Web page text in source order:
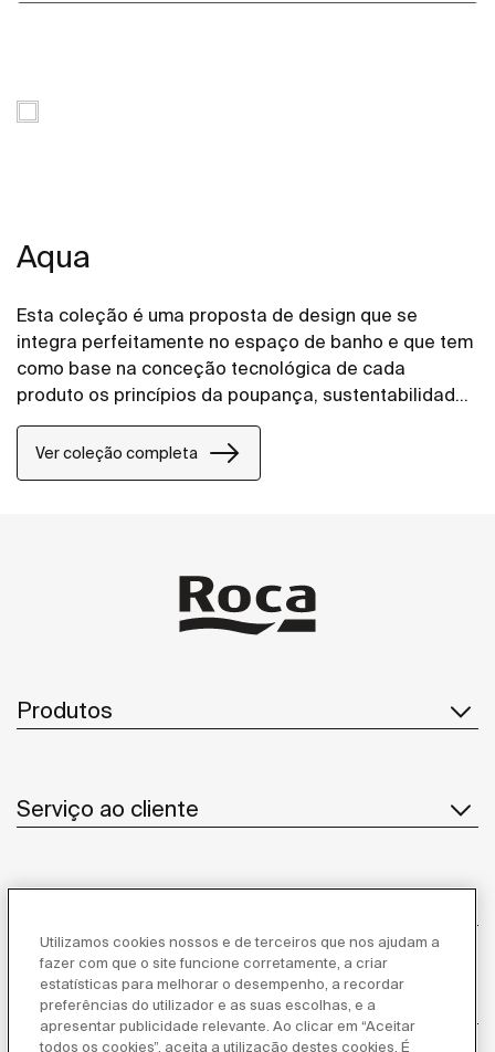
Aqua
Esta coleção é uma proposta de design que se
integra perfeitamente no espaço de banho e que tem
como base na conceção tecnológica de cada
produto os princípios da poupança, sustentabilidade
e integração.
Ver coleção completa
Produtos
Serviço ao cliente
Inspiração
Utilizamos cookies nossos e de terceiros que nos ajudam a
fazer com que o site funcione corretamente, a criar
estatísticas para melhorar o desempenho, a recordar
preferências do utilizador e as suas escolhas, e a
apresentar publicidade relevante. Ao clicar em “Aceitar
todos os cookies”, aceita a utilização destes cookies. É